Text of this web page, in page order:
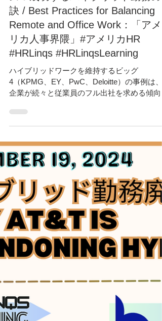
榊原 将/HR Linqs, Inc.
2025年2月14日
読了時間: 4分
リモートとオフィスのベストミッ
ス：成功するハイブリッド勤務の
訣 / Best Practices for Balancing
Remote and Office Work：「アメ
リカ人事界隈」#アメリカHR
#HRLinqs #HRLinqsLearning
ハイブリッドワークを維持するビッグ
企業が続々と従業員のフル出社を求める傾向
は対照的であり、柔軟な働き方こそが人材確
と生産性向上の鍵であることを証明していま
（Best Practices for...